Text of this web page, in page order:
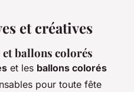
et créatives
ballons colorés
et les ballons colorés
pour toute fête